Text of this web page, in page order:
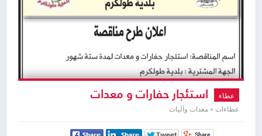
عطاء استئجار حفارات و معدات
عطاءات » معدات وآليات